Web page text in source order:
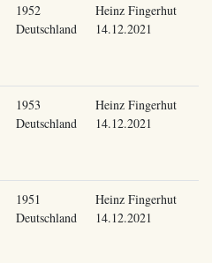
1952
Deutschland
Heinz Fingerhut
14.12.2021
1953
Deutschland
Heinz Fingerhut
14.12.2021
1951
Deutschland
Heinz Fingerhut
14.12.2021